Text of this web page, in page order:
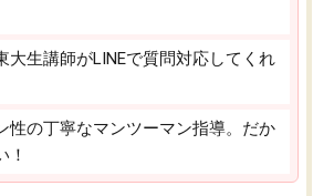
大生講師がLINEで質問対応してくれ
性の丁寧なマンツーマン指導。だか
！